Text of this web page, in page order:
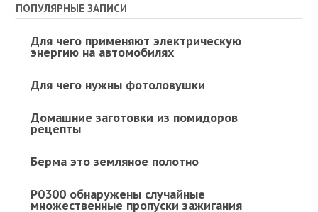
ПОПУЛЯРНЫЕ ЗАПИСИ
Для чего применяют электрическую
энергию на автомобилях
Для чего нужны фотоловушки
Домашние заготовки из помидоров
рецепты
Берма это земляное полотно
P0300 обнаружены случайные
множественные пропуски зажигания